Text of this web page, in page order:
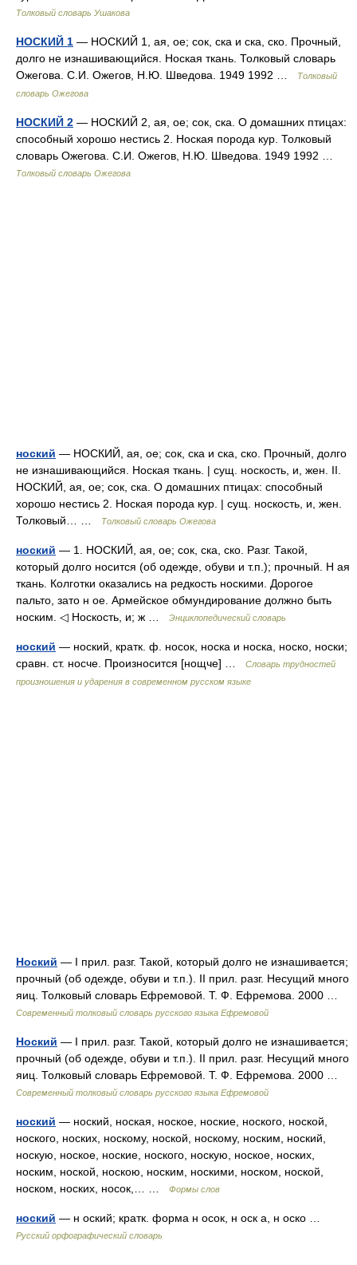
Толковый словарь Ушакова
НОСКИЙ 1 — НОСКИЙ 1, ая, ое; сок, ска и ска, ско. Прочный,
долго не изнашивающийся. Ноская ткань. Толковый словарь
Ожегова. С.И. Ожегов, Н.Ю. Шведова. 1949 1992 …
Толковый
словарь Ожегова
НОСКИЙ 2 — НОСКИЙ 2, ая, ое; сок, ска. О домашних птицах:
способный хорошо нестись 2. Ноская порода кур. Толковый
словарь Ожегова. С.И. Ожегов, Н.Ю. Шведова. 1949 1992 …
Толковый словарь Ожегова
ноский — НОСКИЙ, ая, ое; сок, ска и ска, ско. Прочный, долго
не изнашивающийся. Ноская ткань. | сущ. носкость, и, жен. II.
НОСКИЙ, ая, ое; сок, ска. О домашних птицах: способный
хорошо нестись 2. Ноская порода кур. | сущ. носкость, и, жен.
Толковый… …
Толковый словарь Ожегова
ноский — 1. НОСКИЙ, ая, ое; сок, ска, ско. Разг. Такой,
который долго носится (об одежде, обуви и т.п.); прочный. Н ая
ткань. Колготки оказались на редкость носкими. Дорогое
пальто, зато н ое. Армейское обмундирование должно быть
носким. ◁ Носкость, и; ж …
Энциклопедический словарь
ноский — ноский, кратк. ф. носок, носка и носка, носко, носки;
сравн. ст. носче. Произносится [нощче] …
Словарь трудностей
произношения и ударения в современном русском языке
Ноский — I прил. разг. Такой, который долго не изнашивается;
прочный (об одежде, обуви и т.п.). II прил. разг. Несущий много
яиц. Толковый словарь Ефремовой. Т. Ф. Ефремова. 2000 …
Современный толковый словарь русского языка Ефремовой
Ноский — I прил. разг. Такой, который долго не изнашивается;
прочный (об одежде, обуви и т.п.). II прил. разг. Несущий много
яиц. Толковый словарь Ефремовой. Т. Ф. Ефремова. 2000 …
Современный толковый словарь русского языка Ефремовой
ноский — ноский, ноская, ноское, ноские, ноского, ноской,
ноского, носких, носкому, ноской, носкому, носким, ноский,
носкую, ноское, ноские, ноского, носкую, ноское, носких,
носким, ноской, носкою, носким, носкими, носком, ноской,
носком, носких, носок,… …
Формы слов
ноский — н оский; кратк. форма н осок, н оск а, н оско …
Русский орфографический словарь